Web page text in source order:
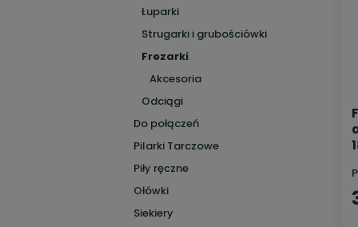
Łuparki
Strugarki i grubościówki
Frezarki
Akcesoria
Odciągi
Do połączeń
Pilarki Tarczowe
Piły ręczne
Ołówki
Siekiery